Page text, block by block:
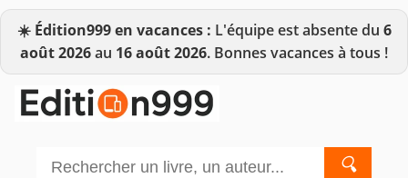
☀️ Édition999 en vacances : L'équipe est absente du 6
août 2026au 16 août 2026. Bonnes vacances à tous !
🔍